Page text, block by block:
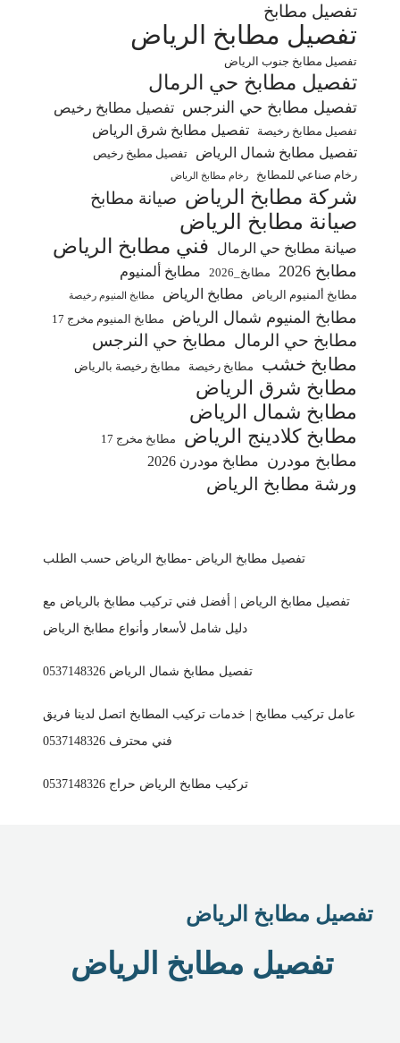
تفصيل مطابخ
تفصيل مطابخ الرياض
تفصيل مطابخ جنوب الرياض
تفصيل مطابخ حي الرمال
تفصيل مطابخ حي النرجس تفصيل مطابخ رخيص
تفصيل مطابخ رخيصة
تفصيل مطابخ شرق الرياض
تفصيل مطابخ شمال الرياض
تفصيل مطبخ رخيص
رخام صناعي للمطابخ
رخام مطابخ الرياض
شركة مطابخ الرياض صيانة مطابخ
صيانة مطابخ الرياض
صيانة مطابخ حي الرمال فني مطابخ الرياض
مطابخ 2026 مطابخ_2026 مطابخ ألمنيوم
مطابخ ألمنيوم الرياض مطابخ الرياض مطابخ المنيوم رخيصة
مطابخ المنيوم شمال الرياض مطابخ المنيوم مخرج 17
مطابخ حي الرمال مطابخ حي النرجس
مطابخ خشب مطابخ رخيصة مطابخ رخيصة بالرياض
مطابخ شرق الرياض
مطابخ شمال الرياض
مطابخ كلادينج الرياض
مطابخ مخرج 17
مطابخ مودرن مطابخ مودرن 2026
ورشة مطابخ الرياض
تفصيل مطابخ الرياض -مطابخ الرياض حسب الطلب
تفصيل مطابخ الرياض | أفضل فني تركيب مطابخ بالرياض مع
دليل شامل لأسعار وأنواع مطابخ الرياض
تفصيل مطابخ شمال الرياض 0537148326
عامل تركيب مطابخ | خدمات تركيب المطابخ اتصل لدينا فريق
فني محترف 0537148326
تركيب مطابخ الرياض حراج 0537148326
تفصيل مطابخ الرياض
تفصيل مطابخ الرياض